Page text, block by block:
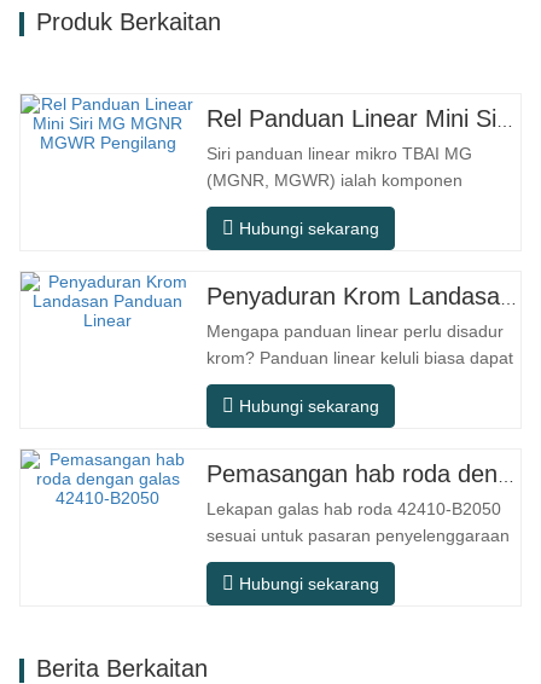
Produk Berkaitan
Rel Panduan Linear Mini Siri MG MGNR MGWR Pengilang
Siri panduan linear mikro TBAI MG
(MGNR, MGWR) ialah komponen
gerakan linear berprestasi tinggi yang
direka khusus untuk peralatan kecil
ciri struktur padat, operasi lancar,
ketepatan kedudukan tinggi, dan ruang
pemasangan yang kecil. MGNR direka
dengan…
Hubungi sekarang
Penyaduran Krom Landasan Panduan Linear
Mengapa panduan linear perlu disadur
krom? Panduan linear keluli biasa dapat
memenuhi keperluan operasi asas
dalam persekitaran kering dalaman
penggunaan praktikal seperti peralatan
automasi, mesin alat ketepatan,
peralatan luar, bengkel pemprosesan
lembap, dan…
Hubungi sekarang
Pemasangan hab roda dengan galas 42410-B2050
Lekapan galas hab roda 42410-B2050
sesuai untuk pasaran penyelenggaraan
dan penggantian selepas jualan
automotif, memenuhi keperluan
Hubungi sekarang
Berita Berkaitan